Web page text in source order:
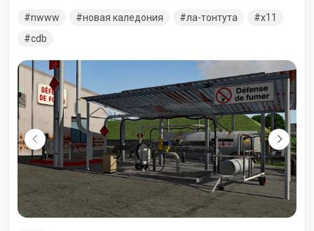
северо-западу от города Нумеа
nwww новая каледония ла-тонтута
x11
cdb